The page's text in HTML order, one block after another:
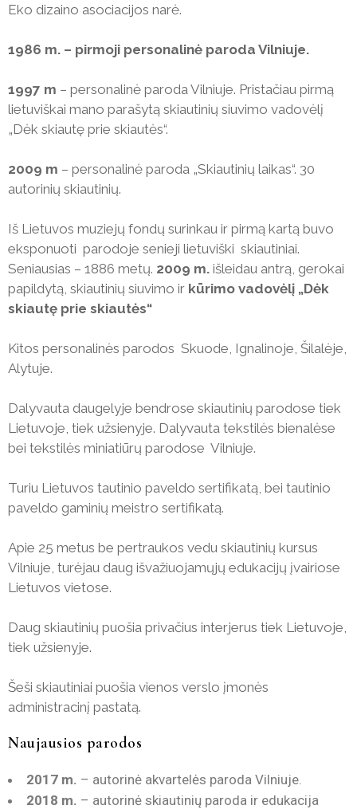
Eko dizaino asociacijos narė.
1986 m. – pirmoji personalinė paroda Vilniuje.
1997 m – personalinė paroda Vilniuje. Pristačiau pirmą
lietuviškai mano parašytą skiautinių siuvimo vadovėlį
„Dėk skiautę prie skiautės“.
2009 m – personalinė paroda „Skiautinių laikas“. 30
autorinių skiautinių.
Iš Lietuvos muziejų fondų surinkau ir pirmą kartą buvo
eksponuoti parodoje senieji lietuviški skiautiniai.
Seniausias – 1886 metų. 2009 m. išleidau antrą, gerokai
papildytą, skiautinių siuvimo ir kūrimo vadovėlį „Dėk
skiautę prie skiautės“
Kitos personalinės parodos Skuode, Ignalinoje, Šilalėje,
Alytuje.
Dalyvauta daugelyje bendrose skiautinių parodose tiek
Lietuvoje, tiek užsienyje. Dalyvauta tekstilės bienalėse
bei tekstilės miniatiūrų parodose Vilniuje.
Turiu Lietuvos tautinio paveldo sertifikatą, bei tautinio
paveldo gaminių meistro sertifikatą.
Apie 25 metus be pertraukos vedu skiautinių kursus
Vilniuje, turėjau daug išvažiuojamųjų edukacijų įvairiose
Lietuvos vietose.
Daug skiautinių puošia privačius interjerus tiek Lietuvoje,
tiek užsienyje.
Šeši skiautiniai puošia vienos verslo įmonės
administracinį pastatą.
Naujausios parodos
2017 m. – autorinė akvartelės paroda Vilniuje.
2018 m. – autorinė skiautinių paroda ir edukacija